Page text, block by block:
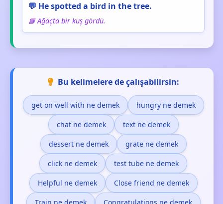
💬 He spotted a bird in the tree.
📘 Ağaçta bir kuş gördü.
Bu kelimelere de çalışabilirsin:
get on well with ne demek hungry ne demek
chat ne demek text ne demek
dessert ne demek grate ne demek
click ne demek test tube ne demek
Helpful ne demek Close friend ne demek